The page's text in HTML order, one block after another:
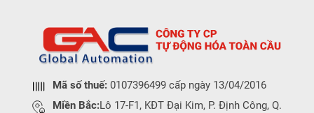
Mã số thuế: 0107396499 cấp ngày 13/04/2016
Miền Bắc:Lô 17-F1, KĐT Đại Kim, P. Định Công, Q.